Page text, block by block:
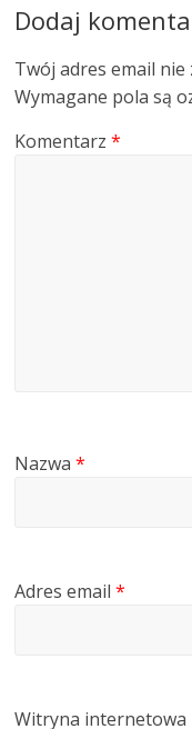
Dodaj
Twój adres email
Wymagane pola są
Komentarz*
Nazwa*
Adres email*
Witryna internetowa